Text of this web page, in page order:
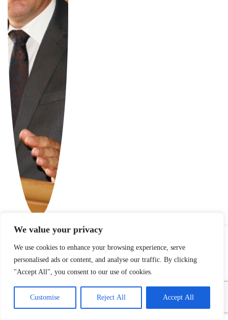
We value your privacy
We use cookies to enhance your browsing experience, serve
personalised ads or content, and analyse our traffic. By clicking
"Accept All", you consent to our use of cookies.
Customise Reject All Accept All
omladinskom konkursu:Od Centra
za decu i mlade – do disko muzike